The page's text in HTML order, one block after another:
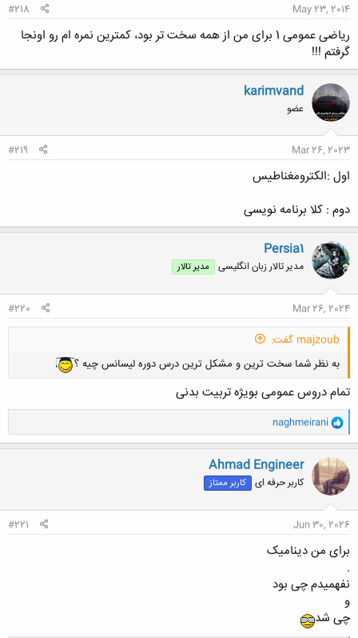
May 23, 2014
#218
ریاضی عمومی 1 برای من از همه سخت تر بود، کمترین نمره ام رو اونجا
گرفتم !!!
karimvand
عضو
Mar 26, 2023
#219
اول :الکترومغناطیس
دوم : کلا برنامه نویسی
Persia1
مدیر تالار زبان انگلیسی مدیر تالار
Mar 26, 2024
#220
majzoub گفت:
به نظر شما سخت ترین و مشکل ترین درس دوره لیسانس چیه ؟
تمام دروس عمومی بویژه تربیت بدنی
و
ا
ک
ن
ش
ه
ا
naghmeirani
Ahmad Engineer
کاربر حرفه ای کاربر ممتاز
Jun 30, 2026
#221
برای من دینامیک
.
نفهمیدم چی بود
و
چی شد